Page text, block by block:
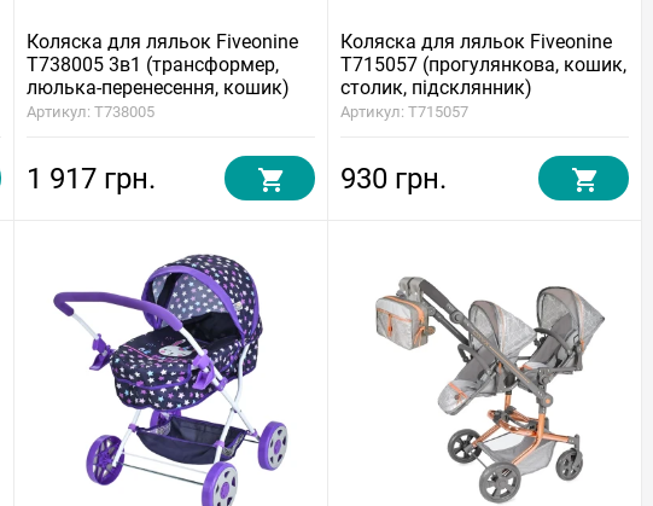
Коляска для ляльок Fiveonine
T738005 3в1 (трансформер,
люлька-перенесення, кошик)
Артикул: T738005
1 917 грн.
Коляска для ляльок Fiveonine
T715057 (прогулянкова, кошик,
столик, підсклянник)
Артикул: T715057
930 грн.